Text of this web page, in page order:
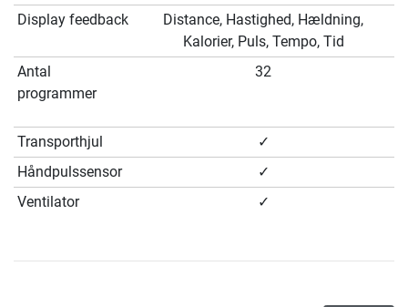
Display feedback
Distance, Hastighed, Hældning,
Kalorier, Puls, Tempo, Tid
Antal
programmer
32
Transporthjul
✓
Håndpulssensor
✓
Ventilator
✓